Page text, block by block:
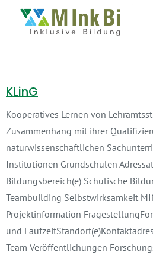
KLinG
Kooperatives Lernen von
Zusammenhang mit ihrer
naturwissenschaftlichen
Institutionen Grundschulen
Bildungsbereich(e) Schulische
Teambuilding Selbstwirksamkeit
Projektinformation
und
Team Veröffentlichungen